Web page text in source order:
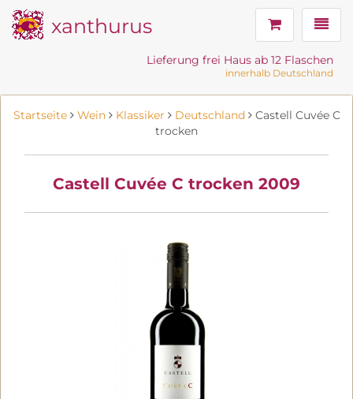
xanthurus
Lieferung frei Haus ab 12 Flaschen
innerhalb Deutschland
Startseite Wein Klassiker Deutschland Castell Cuvée C
trocken
Castell Cuvée C trocken 2009